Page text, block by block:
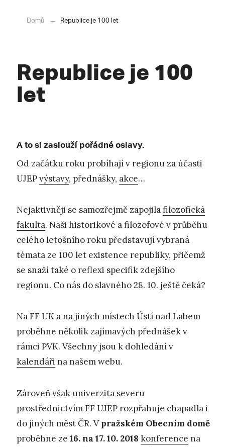
Domů Republice je 100 let
Republice je 100
let
A to si zaslouží pořádné oslavy.
Od začátku roku probíhají v regionu za účasti
UJEPvýstavy, přednášky, akce…
Nejaktivněji se samozřejmě zapojilafilozofická
fakulta. Naši historikové a filozofové v průběhu
celého letošního roku představují vybraná
témata ze 100 let existence republiky, přičemž
se snaží také o reflexi specifik zdejšího
regionu. Co nás do slavného 28. 10. ještě čeká?
Na FF UK a na jiných místech Ústí nad Labem
proběhne několik zajímavých přednášek v
rámci PVK. Všechny jsou k dohledání v
kalendáři na našem webu.
Zároveň však univerzita severu
prostřednictvím FF UJEP rozpřahuje chapadla i
do jiných měst ČR. Vpražském Obecním domě
proběhne ze 16. na 17. 10. 2018 konference na